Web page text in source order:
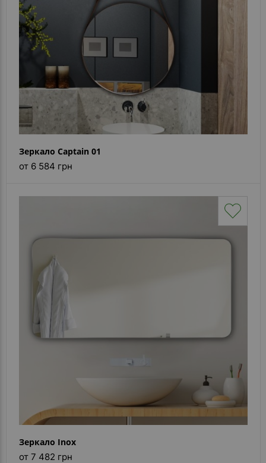
Зеркало Captain 01
от 6 584 грн
Зеркало Inox
от 7 482 грн